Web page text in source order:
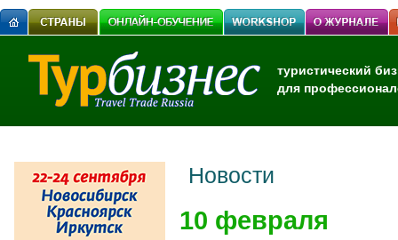
туристический
для
Новости
10 февраля